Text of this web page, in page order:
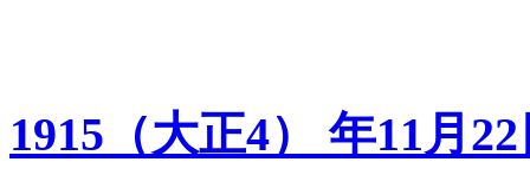
1915（大正4） 年11月